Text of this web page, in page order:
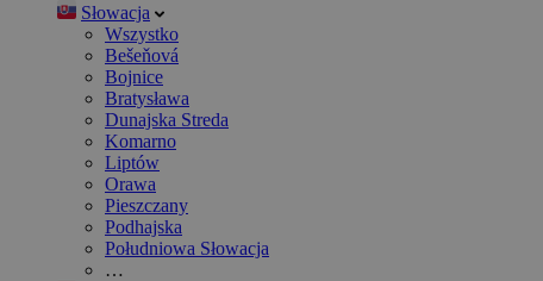
Słowacja
Wszystko
Bešeňová
Bojnice
Bratysława
Dunajska Streda
Komarno
Liptów
Orawa
Pieszczany
Podhajska
Południowa Słowacja
…